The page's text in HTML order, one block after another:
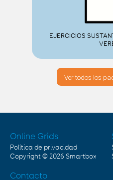
EJERCICIOS
Ver todos los
Online Grids
Política de privacidad
Copyright © 2026 Smartbox
Contacto